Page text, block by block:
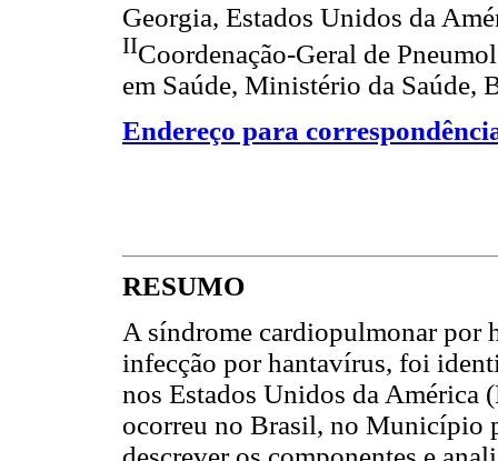
Georgia, Estados Unidos da
IICoordenação-Geral de
em Saúde, Ministério da Saúde,
Endereço para
RESUMO
A síndrome cardiopulmonar por
infecção por hantavírus, foi
nos Estados Unidos da América
ocorreu no Brasil, no Município